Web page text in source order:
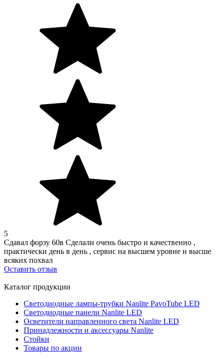
5
Сдавал форзу 60в Сделали очень быстро и качественно ,
практически день в день , сервис на высшем уровне и высше
всяких похвал
Оставить отзыв
Каталог продукции
Светодиодные лампы-трубки Nanlite PavoTube LED
Светодиодные панели Nanlite LED
Осветители направленного света Nanlite LED
Принадлежности и аксессуары Nanlite
Стойки
Товары по акции